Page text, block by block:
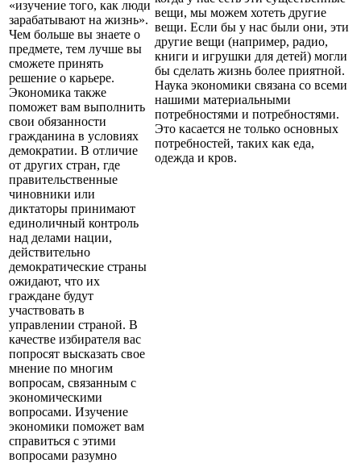
«изучение того, как люди
зарабатывают на жизнь».
Чем больше вы знаете о
предмете, тем лучше вы
сможете принять
решение о карьере.
Экономика также
поможет вам выполнить
свои обязанности
гражданина в условиях
демократии. В отличие
от других стран, где
правительственные
чиновники или
диктаторы принимают
единоличный контроль
над делами нации,
действительно
демократические страны
ожидают, что их
граждане будут
участвовать в
управлении страной. В
качестве избирателя вас
попросят высказать свое
мнение по многим
вопросам, связанным с
экономическими
вопросами. Изучение
экономики поможет вам
справиться с этими
вопросами разумно
вещи, мы можем хотеть другие
вещи. Если бы у нас были они, эти
другие вещи (например, радио,
книги и игрушки для детей) могли
бы сделать жизнь более приятной.
Наука экономики связана со всеми
нашими материальными
потребностями и потребностями.
Это касается не только основных
потребностей, таких как еда,
одежда и кров.